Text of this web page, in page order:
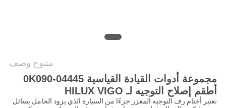
منتوج وصف
مجموعة أدوات القيادة القياسية 04445-0K090
أطقم إصلاح التوجيه لـ HILUX VIGO
تعتبر أختام رف التوجيه المعزز جزءًا من السيارة الذي يزود الحامل بسائل